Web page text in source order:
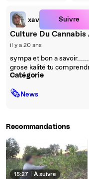
xav Suivre
Culture Du
il y a 20 ans
sympa et bon a
grose kalité tu
Catégorie
🗞News
Recommandations
15:27 À suivre